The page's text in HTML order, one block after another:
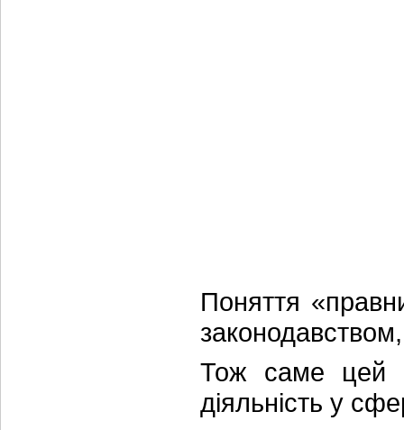
Поняття
Тож саме цей
діяльність у